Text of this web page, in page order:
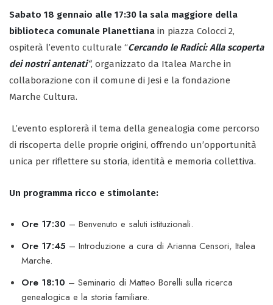
Sabato 18 gennaio alle 17:30 la sala maggiore della
biblioteca comunale Planettiana in piazza Colocci 2,
ospiterà l’evento culturale “Cercando le Radici: Alla scoperta
dei nostri antenati“, organizzato da Italea Marche in
collaborazione con il comune di Jesi e la fondazione
Marche Cultura.
L’evento esplorerà il tema della genealogia come percorso
di riscoperta delle proprie origini, offrendo un’opportunità
unica per riflettere su storia, identità e memoria collettiva.
Un programma ricco e stimolante:
Ore 17:30 – Benvenuto e saluti istituzionali.
Ore 17:45 – Introduzione a cura di Arianna Censori, Italea
Marche.
Ore 18:10 – Seminario di Matteo Borelli sulla ricerca
genealogica e la storia familiare.